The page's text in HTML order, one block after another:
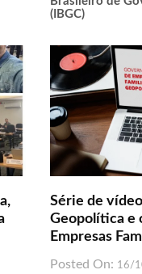
(IBGC)
Série de
Geopolítica e
Empresas
Posted On: 16/